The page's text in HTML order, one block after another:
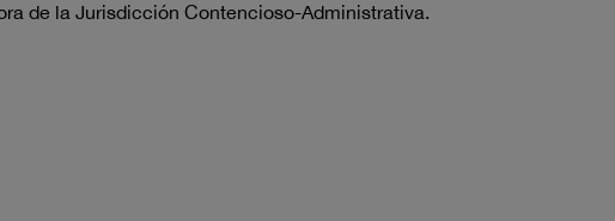
de la Jurisdicción Contencioso-Administrativa.